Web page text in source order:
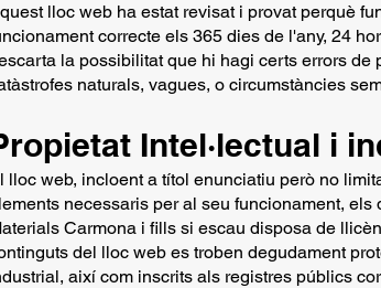
lloc web ha estat revisat i provat perquè
correcte els 365 dies de l'any, 24
la possibilitat que hi hagi certs errors de
naturals, vagues, o circumstàncies
Intel·lectual i
lloc web, incloent a títol enunciatiu però no
necessaris per al seu funcionament,
Carmona i fills si escau disposa de
del lloc web es troben degudament
així com inscrits als registres públics